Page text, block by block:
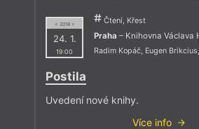
= 2018 =
24. 1.
19:00
Čtení, Křest
Praha – Knihovna Václava
Radim Kopáč, Eugen Brikcius,
Postila
Uvedení nové knihy.
Více info